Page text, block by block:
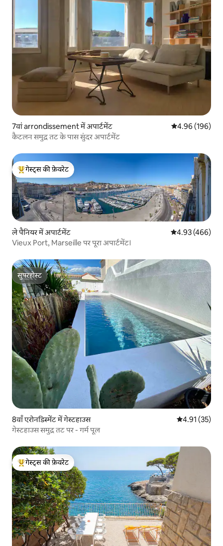
7वां arrondissement में अपार्टमेंट औसत रेटिंग 5 में से
4.96 (196)
कैटलन समुद्र तट के पास सुंदर अपार्टमेंट
गेस्ट्स का टॉप फ़ेवरेट
गेस्ट्स की फ़ेवरेट
ले पैनियर में अपार्टमेंट औसत रेटिंग 5 में से
4.93 (466)
Vieux Port, Marseille पर पूरा अपार्टमेंट।
सुपरहोस्ट
सुपरहोस्ट
8वाँ एरोनडिस्मेंट में गेस्टहाउस औसत रेटिंग 5 में
4.91 (35)
गेस्टहाउस समुद्र तट पर - गर्म पूल
गेस्ट्स का टॉप फ़ेवरेट
गेस्ट्स की फ़ेवरेट